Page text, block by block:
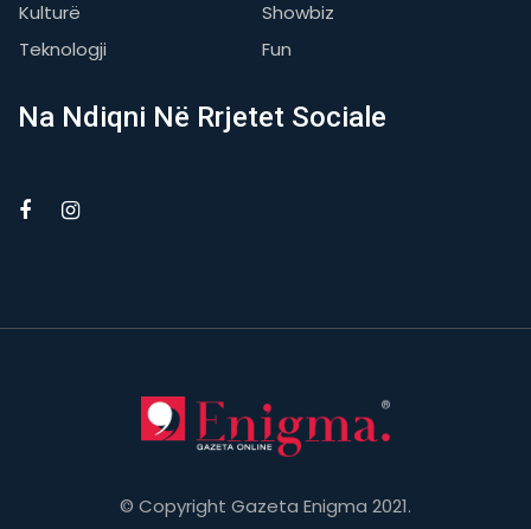
Kulturë
Showbiz
Teknologji
Fun
Na Ndiqni Në Rrjetet Sociale
© Copyright Gazeta Enigma 2021.